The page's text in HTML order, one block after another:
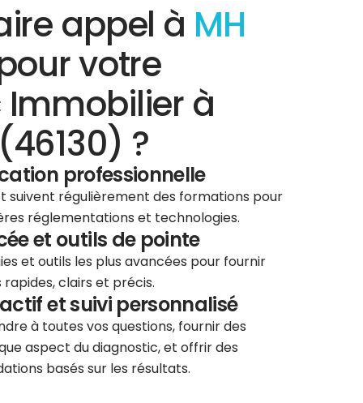
appel à MH
votre
à
?
professionnelle
suivent régulièrement des formations pour
réglementations et technologies.
et outils de pointe
et outils les plus avancées pour fournir
clairs et précis.
et suivi personnalisé
à toutes vos questions, fournir des
aspect du diagnostic, et offrir des
basés sur les résultats.